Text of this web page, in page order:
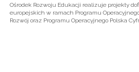
Ośrodek Rozwoju Edukacji realizuje projekty
europejskich w ramach Programu
Rozwój oraz Programu Operacyjnego Polska